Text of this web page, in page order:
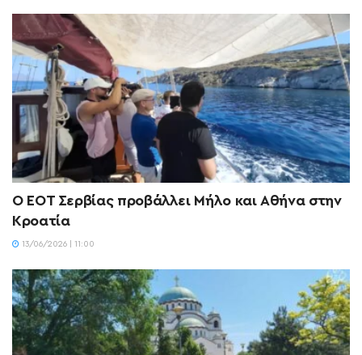
Ο ΕΟΤ Σερβίας προβάλλει Μήλο και Αθήνα στην
Κροατία
13/06/2026 | 11:00